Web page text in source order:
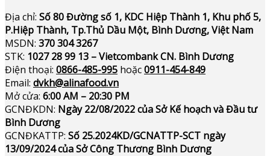
Địa chỉ: Số 80 Đường số 1, KDC Hiệp Thành 1, Khu phố 5,
P.Hiệp Thành, Tp.Thủ Dầu Một, Bình Dương, Việt Nam
MSDN: 370 304 3267
STK: 1027 28 99 13 – Vietcombank CN. Bình Dương
Điện thoại: 0866-485-995 hoặc0911-454-849
Email: dvkh@alinafood.vn
Mở cửa: 6:00 AM – 20:30 PM
GCNĐKDN: Ngày 22/08/2022 của Sở Kế hoạch và Đầu tư
Bình Dương
GCNĐKATTP: Số 25.2024KD/GCNATTP-SCT ngày
13/09/2024 của Sở Công Thương Bình Dương